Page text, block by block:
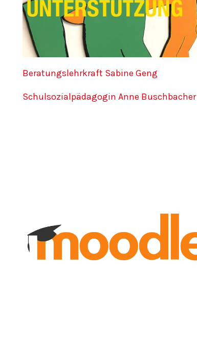
Beratungslehrkraft Sabine Geng
Schulsozialpädagogin Anne Buschbacher